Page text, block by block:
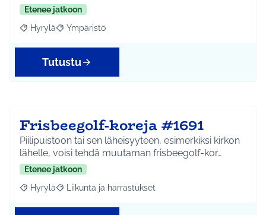
Etenee jatkoon
Rajaa tulokset aihepiirin mukaan: Hyrylä
Hyrylä Rajaa tulokset teeman mukaan: Ympäristö
Ympäristö
Tutustu
Frisbeegolf-koreja #1691
Piilipuistoon tai sen läheisyyteen, esimerkiksi kirkon
lähelle, voisi tehdä muutaman frisbeegolf-kor…
Etenee jatkoon
Rajaa tulokset aihepiirin mukaan: Hyrylä
Hyrylä Rajaa tulokset teeman mukaan: Liikunta ja
Liikunta ja harrastukset